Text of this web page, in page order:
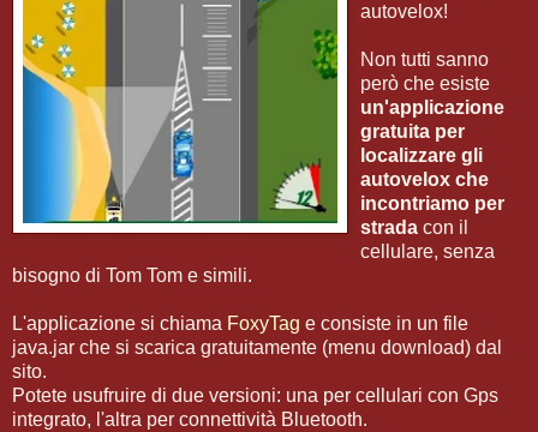
autovelox!
Non tutti sanno
però che esiste
un'applicazione
gratuita per
localizzare gli
autovelox che
incontriamo per
strada con il
cellulare, senza
bisogno di Tom Tom e simili.
L'applicazione si chiama FoxyTag e consiste in un file
java.jar che si scarica gratuitamente (menu download) dal
sito.
Potete usufruire di due versioni: una per cellulari con Gps
integrato, l'altra per connettività Bluetooth.